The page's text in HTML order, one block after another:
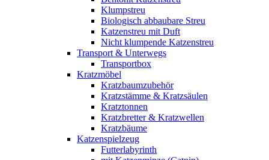
Klumpstreu
Biologisch abbaubare Streu
Katzenstreu mit Duft
Nicht klumpende Katzenstreu
Transport & Unterwegs
Transportbox
Kratzmöbel
Kratzbaumzubehör
Kratzstämme & Kratzsäulen
Kratztonnen
Kratzbretter & Kratzwellen
Kratzbäume
Katzenspielzeug
Futterlabyrinth